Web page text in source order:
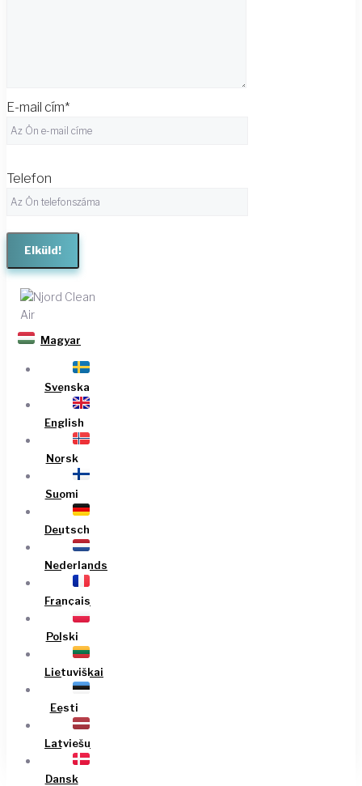
E-mail cím*
Telefon
Magyar
Svenska
English
Norsk
Suomi
Deutsch
Nederlands
Français
Polski
Lietuviškai
Eesti
Latviešu
Dansk